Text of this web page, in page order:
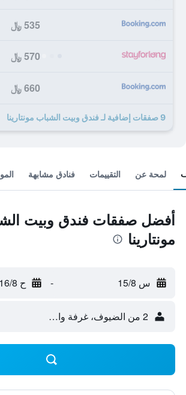
535 ﷼
570 ﷼
660 ﷼
9 صفقات إضافية لـ فندق وبيت الشباب مونتارينا
لمحة عن التقييمات فنادق مشابهة
أفضل صفقات فندق وبيت
مونتارينا
س 15/8 - ح 16/8
2 من الضيوف، غرفة واحدة